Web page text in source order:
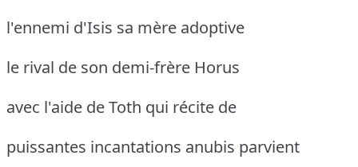
l'ennemi d'Isis sa mère adoptive
le rival de son demi-frère Horus
avec l'aide de Toth qui récite de
puissantes incantations anubis parvient